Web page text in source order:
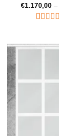
€1.170,00–
5